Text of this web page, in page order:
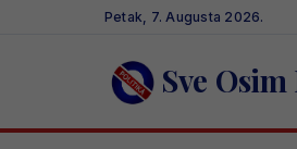
Petak, 7. Augusta 2026.
Sve